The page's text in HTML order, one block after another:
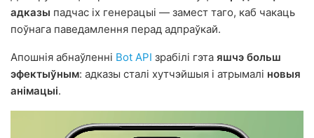
адказы падчас іх генерацыі — замест таго, каб чакаць
поўнага паведамлення перад адпраўкай.
Апошнія абнаўленні Bot API зрабілі гэта яшчэ больш
эфектыўным: адказы сталі хутчэйшыя і атрымалі новыя
анімацыі.